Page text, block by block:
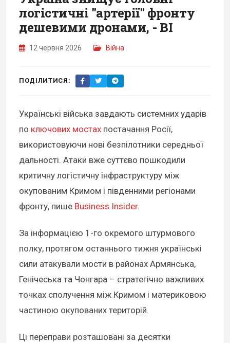
логістичні "артерії" фронту
дешевими дронами, - BI
12 червня 2026 Війна
ПОДІЛИТИСЯ:
Українські війська завдають системних ударів
по ключових мостах постачання Росії,
використовуючи нові безпілотники середньої
дальності. Атаки вже суттєво пошкодили
критичну логістичну інфраструктуру між
окупованим Кримом і південними регіонами
фронту, пише Business Insider.
За інформацією 1-го окремого штурмового
полку, протягом останнього тижня українські
сили атакували мости в районах Армянська,
Генічеська та Чонгара – стратегічно важливих
точках сполучення між Кримом і материковою
частиною окупованих територій.
Ці переправи розташовані за десятки